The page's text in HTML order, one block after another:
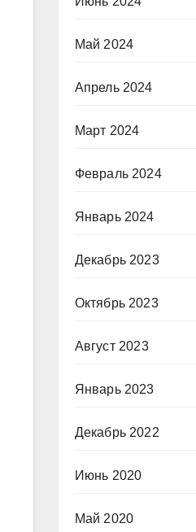
Май 2024
Апрель 2024
Март 2024
Февраль 2024
Январь 2024
Декабрь 2023
Октябрь 2023
Август 2023
Январь 2023
Декабрь 2022
Июнь 2020
Май 2020